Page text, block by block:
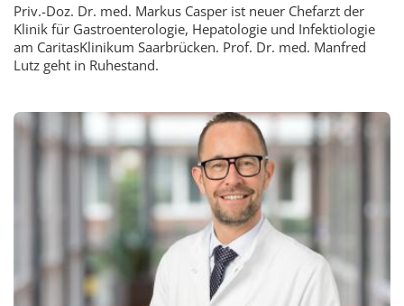
Priv.-Doz. Dr. med. Markus Casper ist neuer Chefarzt der
Klinik für Gastroenterologie, Hepatologie und Infektiologie
am CaritasKlinikum Saarbrücken. Prof. Dr. med. Manfred
Lutz geht in Ruhestand.